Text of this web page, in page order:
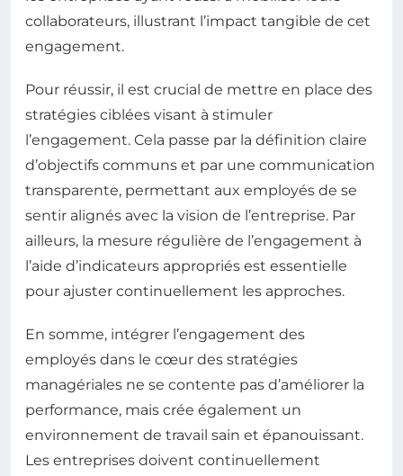
collaborateurs, illustrant l’impact tangible de cet
engagement.
Pour réussir, il est crucial de mettre en place des
stratégies ciblées visant à stimuler
l’engagement. Cela passe par la définition claire
d’objectifs communs et par une communication
transparente, permettant aux employés de se
sentir alignés avec la vision de l’entreprise. Par
ailleurs, la mesure régulière de l’engagement à
l’aide d’indicateurs appropriés est essentielle
pour ajuster continuellement les approches.
En somme, intégrer l’engagement des
employés dans le cœur des stratégies
managériales ne se contente pas d’améliorer la
performance, mais crée également un
environnement de travail sain et épanouissant.
Les entreprises doivent continuellement